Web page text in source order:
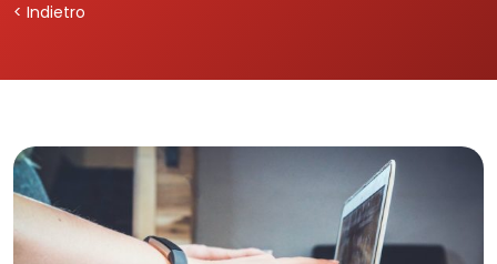
< Indietro